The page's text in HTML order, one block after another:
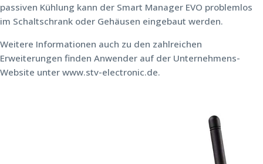
passiven Kühlung kann der Smart Manager EVO problemlos
im Schaltschrank oder Gehäusen eingebaut werden.
Weitere Informationen auch zu den zahlreichen
Erweiterungen finden Anwender auf der Unternehmens-
Website unter www.stv-electronic.de.